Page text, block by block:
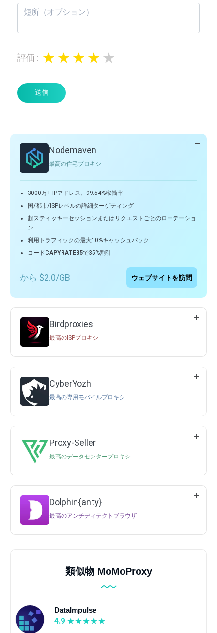
評価 :
送信
Nodemaven
最高の住宅プロキシ
3000万+ IPアドレス、99.54%稼働率
国/都市/ISPレベルの詳細ターゲティング
超スティッキーセッションまたはリクエストごとのローテーショ
ン
利用トラフィックの最大10%キャッシュバック
コードCAPYRATE35で35%割引
から $2.0/GB ウェブサイトを訪問
Birdproxies
最高のISPプロキシ
CyberYozh
最高の専用モバイルプロキシ
Proxy-Seller
最高のデータセンタープロキシ
Dolphin{anty}
最高のアンチディテクトブラウザ
類似物 MoMoProxy
DataImpulse
4.9